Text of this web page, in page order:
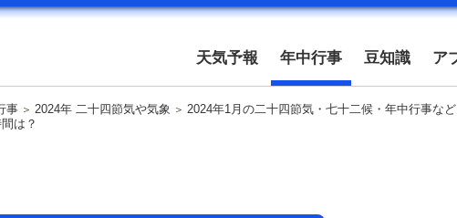
天気予報 年中行事 豆知識 ア
事 2024年 二十四節気や気象
2024年1月の二十四節気・七十二候・年中行事など
は？